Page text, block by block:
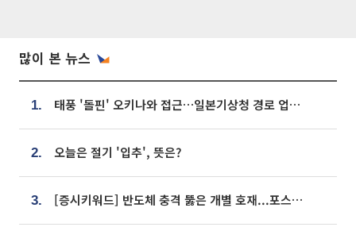
많이 본 뉴스
1. 태풍 '돌핀' 오키나와 접근…일본기상청 경로 업데이트
2. 오늘은 절기 '입추', 뜻은?
3. [증시키워드] 반도체 충격 뚫은 개별 호재...포스코퓨처엠·에코프로·한화솔루션 '눈길'